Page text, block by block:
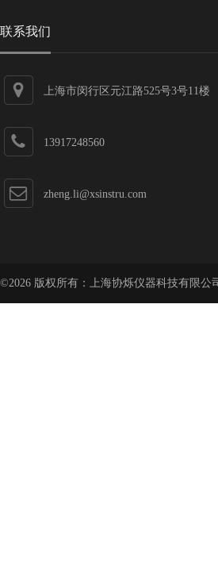
联系我们
上海市闵行区元江路525号3号11楼
13917248560
zheng.li@xsinstru.com
©2026 版权所有：上海协烁仪器科技有限公